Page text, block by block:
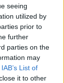
seeing
utilized by
prior to
further
parties on the
may
IAB’s List of
it to other